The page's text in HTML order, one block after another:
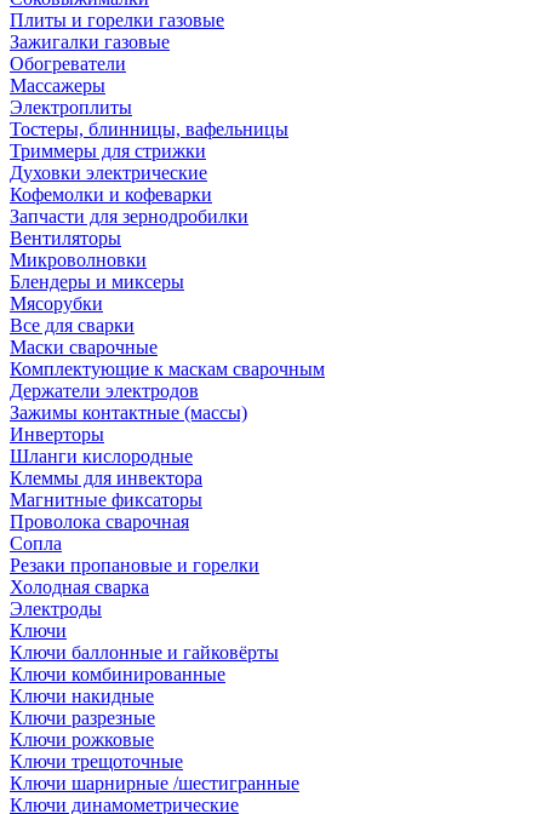
Плиты и горелки газовые
Зажигалки газовые
Обогреватели
Массажеры
Электроплиты
Тостеры, блинницы, вафельницы
Триммеры для стрижки
Духовки электрические
Кофемолки и кофеварки
Запчасти для зернодробилки
Вентиляторы
Микроволновки
Блендеры и миксеры
Мясорубки
Все для сварки
Маски сварочные
Комплектующие к маскам сварочным
Держатели электродов
Зажимы контактные (массы)
Инверторы
Шланги кислородные
Клеммы для инвектора
Магнитные фиксаторы
Проволока сварочная
Сопла
Резаки пропановые и горелки
Холодная сварка
Электроды
Ключи
Ключи баллонные и гайковёрты
Ключи комбинированные
Ключи накидные
Ключи разрезные
Ключи рожковые
Ключи трещоточные
Ключи шарнирные /шестигранные
Ключи динамометрические